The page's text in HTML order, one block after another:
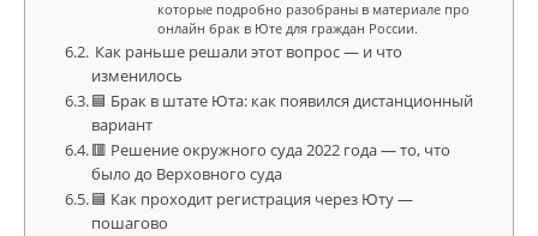
которые подробно разобраны в материале про
онлайн брак в Юте для граждан России.
Как раньше решали этот вопрос — и что
изменилось
🟦 Брак в штате Юта: как появился дистанционный
вариант
🟥 Решение окружного суда 2022 года — то, что
было до Верховного суда
🟦 Как проходит регистрация через Юту —
пошагово